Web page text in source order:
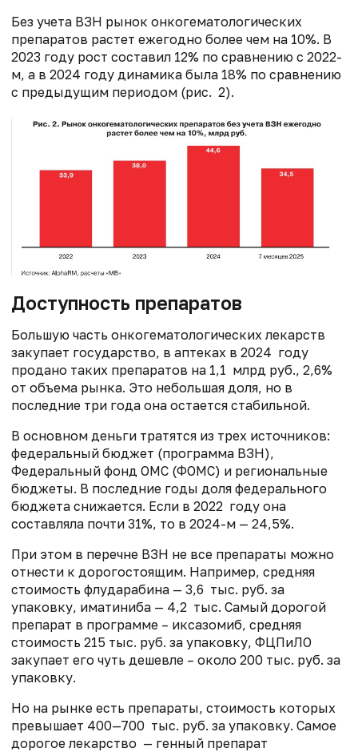
Без учета ВЗН рынок онкогематологических
препаратов растет ежегодно более чем на 10%. В
2023 году рост составил 12% по сравнению с 2022-
м, а в 2024 году динамика была 18% по сравнению
с предыдущим периодом (рис. 2).
Доступность препаратов
Большую часть онкогематологических лекарств
закупает государство, в аптеках в 2024 году
продано таких препаратов на 1,1 млрд руб., 2,6%
от объема рынка. Это небольшая доля, но в
последние три года она остается стабильной.
В основном деньги тратятся из трех источников:
федеральный бюджет (программа ВЗН),
Федеральный фонд ОМС (ФОМС) и региональные
бюджеты. В последние годы доля федерального
бюджета снижается. Если в 2022 году она
составляла почти 31%, то в 2024-м — 24,5%.
При этом в перечне ВЗН не все препараты можно
отнести к дорогостоящим. Например, средняя
стоимость флударабина — 3,6 тыс. руб. за
упаковку, иматиниба — 4,2 тыс. Самый дорогой
препарат в программе – иксазомиб, средняя
стоимость 215 тыс. руб. за упаковку, ФЦПиЛО
закупает его чуть дешевле – около 200 тыс. руб. за
упаковку.
Но на рынке есть препараты, стоимость которых
превышает 400—700 тыс. руб. за упаковку. Самое
дорогое лекарство — генный препарат